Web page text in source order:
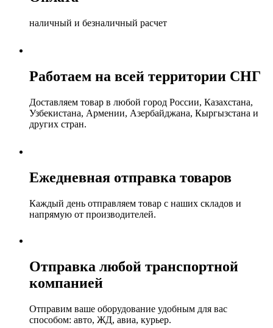
наличный и безналичный расчет
Работаем на всей территории СНГ
Доставляем товар в любой город России, Казахстана,
Узбекистана, Армении, Азербайджана, Кыргызстана и
других стран.
Ежедневная отправка товаров
Каждый день отправляем товар с наших складов и
напрямую от производителей.
Отправка любой транспортной
компанией
Отправим ваше оборудование удобным для вас
способом: авто, ЖД, авиа, курьер.